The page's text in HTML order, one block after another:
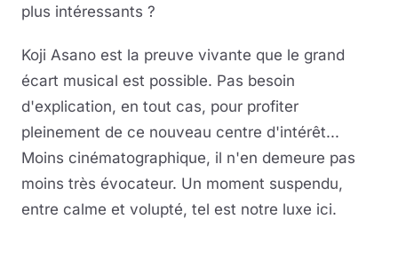
plus intéressants ?
Koji Asano est la preuve vivante que le grand
écart musical est possible. Pas besoin
d'explication, en tout cas, pour profiter
pleinement de ce nouveau centre d'intérêt...
Moins cinématographique, il n'en demeure pas
moins très évocateur. Un moment suspendu,
entre calme et volupté, tel est notre luxe ici.